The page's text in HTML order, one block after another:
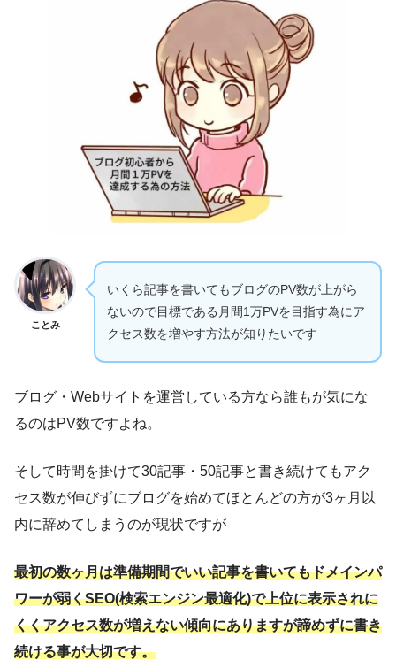
ことみ
いくら記事を書いてもブログのPV数が上がら
ないので目標である月間1万PVを目指す為にア
クセス数を増やす方法が知りたいです
ブログ・Webサイトを運営している方なら誰もが気にな
るのはPV数ですよね。
そして時間を掛けて30記事・50記事と書き続けてもアク
セス数が伸びずにブログを始めてほとんどの方が3ヶ月以
内に辞めてしまうのが現状ですが
最初の数ヶ月は準備期間でいい記事を書いてもドメインパ
ワーが弱くSEO(検索エンジン最適化)で上位に表示されに
くくアクセス数が増えない傾向にありますが諦めずに書き
続ける事が大切です。